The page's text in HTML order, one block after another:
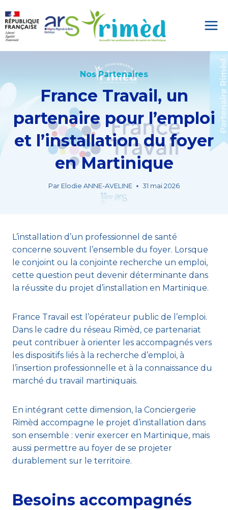
au
contenu
Nos Partenaires
France Travail, un
partenaire pour l’emploi
et l’installation du foyer
en Martinique
Par Elodie ANNE-AVELINE 31 mai 2026
L’installation d’un professionnel de santé
concerne souvent l’ensemble du foyer. Lorsque
le conjoint ou la conjointe recherche un emploi,
cette question peut devenir déterminante dans
la réussite du projet d’installation en Martinique.
France Travail est l’opérateur public de l’emploi.
Dans le cadre du réseau Rimèd, ce partenariat
peut contribuer à orienter les accompagnés vers
les dispositifs liés à la recherche d’emploi, à
l’insertion professionnelle et à la connaissance du
marché du travail martiniquais.
En intégrant cette dimension, la Conciergerie
Rimèd accompagne le projet d’installation dans
son ensemble : venir exercer en Martinique, mais
aussi permettre au foyer de se projeter
durablement sur le territoire.
Besoins accompagnés